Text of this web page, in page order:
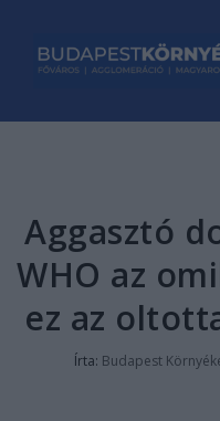
Aggasztó
WHO az
ez az
Írta: Budapest